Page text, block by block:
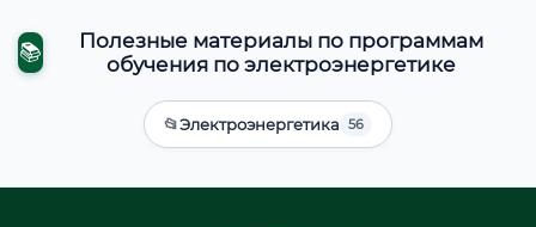
📚
Полезные материалы по программам
обучения по электроэнергетике
📂Электроэнергетика 56